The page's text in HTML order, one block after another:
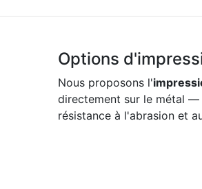
Options
Nous proposons l'
directement sur le métal
résistance à l'abrasion et